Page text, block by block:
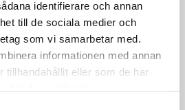
identifierare och annan
till de sociala medier och
som vi samarbetar med.
informationen med annan
tillhandahållit eller som de har
deras tjänster.